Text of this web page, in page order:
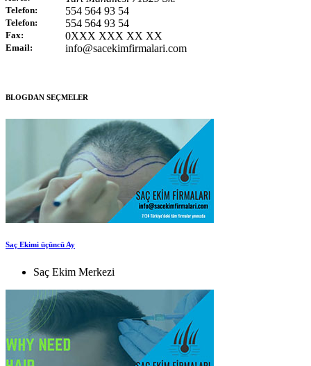
Telefon: 554 564 93 54
Telefon: 554 564 93 54
Fax: 0XXX XXX XX XX
Email: info@sacekimfirmalari.com
BLOGDAN SEÇMELER
Saç Ekimi üçüncü Ay
Saç Ekim Merkezi